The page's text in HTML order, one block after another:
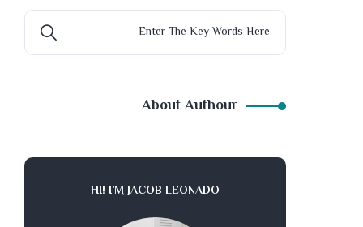
About Authour
HI! I’M JACOB LEONADO